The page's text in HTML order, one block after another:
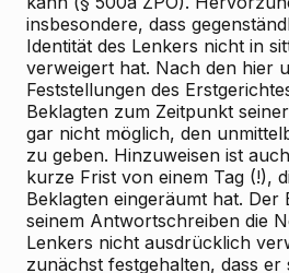
insbesondere, dass
Identität des Lenkers nicht in
verweigert hat. Nach den hier
Feststellungen des
Beklagten zum Zeitpunkt
gar nicht möglich, den
zu geben. Hinzuweisen ist
kurze Frist von einem Tag (!),
Beklagten eingeräumt hat. Der
seinem Antwortschreiben die
Lenkers nicht ausdrücklich
zunächst festgehalten, dass er